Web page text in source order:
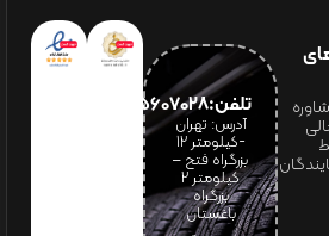
تلفن:65607028(021)
آدرس: تهران
-کیلومتر 12
بزرگراه فتح –
کیلومتر ۲
بزرگراه
باغستان